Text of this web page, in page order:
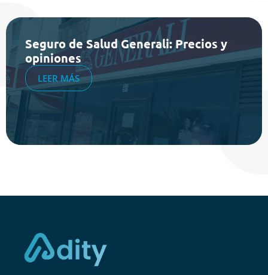
Seguro de Salud Generali: Precios y
opiniones
LEER MÁS